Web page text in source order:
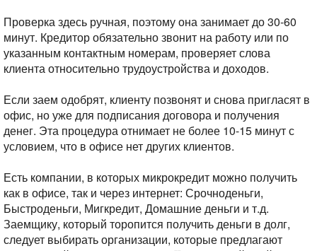
Проверка здесь ручная, поэтому она занимает до 30-60
минут. Кредитор обязательно звонит на работу или по
указанным контактным номерам, проверяет слова
клиента относительно трудоустройства и доходов.
Если заем одобрят, клиенту позвонят и снова пригласят в
офис, но уже для подписания договора и получения
денег. Эта процедура отнимает не более 10-15 минут с
условием, что в офисе нет других клиентов.
Есть компании, в которых микрокредит можно получить
как в офисе, так и через интернет: Срочноденьги,
Быстроденьги, Мигкредит, Домашние деньги и т.д.
Заемщику, который торопится получить деньги в долг,
следует выбирать организации, которые предлагают